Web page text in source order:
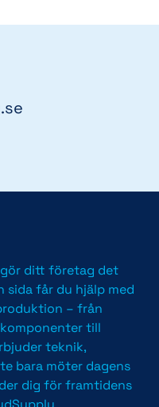
ditt företag det
sida får du hjälp med
– från
till
teknik,
bara möter dagens
dig för framtidens